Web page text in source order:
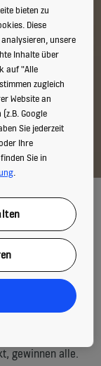
und
für
Inclusion
jahrelange
zurück,
gewinnen alle.
bieten zu
Diese
unsere
Inhalte über
auf "Alle
zugleich
Website an
Google
Sie jederzeit
Ihre
Sie in
.